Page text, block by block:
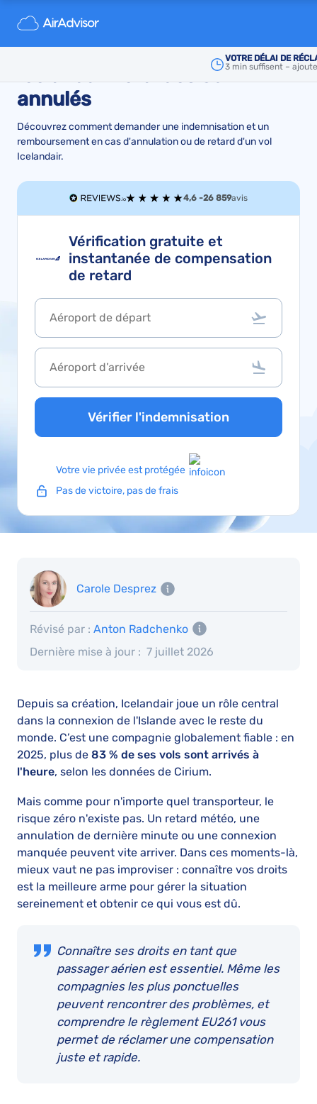
VOTRE DÉLAI DE
3 min suffisent –
Indemnisation et
remboursement de vols
Icelandair retardés ou
annulés
Découvrez comment demander une indemnisation et un
remboursement en cas d'annulation ou de retard d'un vol
Icelandair.
4,6 -26 859avis
Vérification gratuite et
instantanée de compensation
de retard
Vérifier l'indemnisation
Votre vie privée est protégée
Pas de victoire, pas de frais
Carole Desprez
Dernière mise à jour : 7 juillet 2026
Révisé par : Anton Radchenko
Depuis sa création, Icelandair joue un rôle central
dans la connexion de l'Islande avec le reste du
monde. C’est une compagnie globalement fiable : en
2025, plus de 83 % de ses vols sont arrivés à
l'heure, selon les données de Cirium.
Mais comme pour n'importe quel transporteur, le
risque zéro n'existe pas. Un retard météo, une
annulation de dernière minute ou une connexion
manquée peuvent vite arriver. Dans ces moments-là,
mieux vaut ne pas improviser : connaître vos droits
est la meilleure arme pour gérer la situation
sereinement et obtenir ce qui vous est dû.
Connaître ses droits en tant que
passager aérien est essentiel. Même les
compagnies les plus ponctuelles
peuvent rencontrer des problèmes, et
comprendre le règlement EU261 vous
permet de réclamer une compensation
juste et rapide.